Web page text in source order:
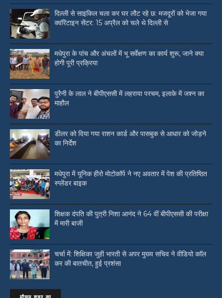
दिल्ली से साइकिल चला कर घर लौट रहे छ: मजदूरों को भेजा गया
क्वॉरेंटाइन सेंटर: 15 अप्रैल को चले थे दिल्ली से
मधेपुरा के पांच और अंचलों में भू सर्वेक्षण का कार्य शुरू, जाने क्या
होगी पूरी प्रक्रिया
पुरैनी के लाल ने बीपीएससी में लहराया परचम, इलाके में जश्न का
माहौल
डीलर को दिया गया राशन कार्ड और पासबुक से आधार को जोड़ने
का निर्देश
मधेपुरा में यूनिक हीरो मोटोकॉर्प ने नए अवतार में पेश की प्रतिष्ठित
स्प्लेंडर बाइक
शिक्षक दंपति की पुत्री निशा आनंद ने 64 वीं बीपीएससी की परीक्षा
में मारी बाजी
चर्चा में: शिक्षिका जुही भारती से अपर मुख्य सचिव ने वीडियो काॅल
कर की बातचीत, हुई प्रशंसा